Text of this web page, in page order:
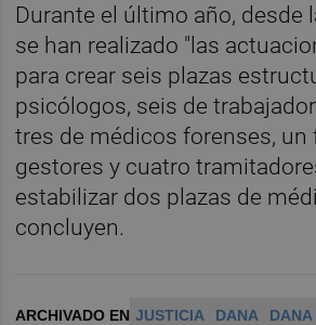
Durante el último año, desde
se han realizado "las
para crear seis plazas
psicólogos, seis de
tres de médicos forenses, un
gestores y cuatro
estabilizar dos plazas de
concluyen.
ARCHIVADO EN JUSTICIA DANA DANA